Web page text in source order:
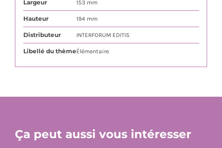
Largeur 153 mm
Hauteur 194 mm
Distributeur INTERFORUM EDITIS
Libellé du thèmeÉlémentaire
Ça peut aussi vous intéresser